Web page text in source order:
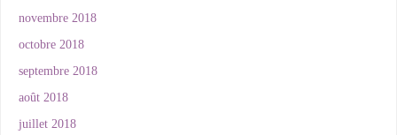
novembre 2018
octobre 2018
septembre 2018
août 2018
juillet 2018